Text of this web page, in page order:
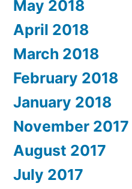
May 2018
April 2018
March 2018
February 2018
January 2018
November 2017
August 2017
July 2017